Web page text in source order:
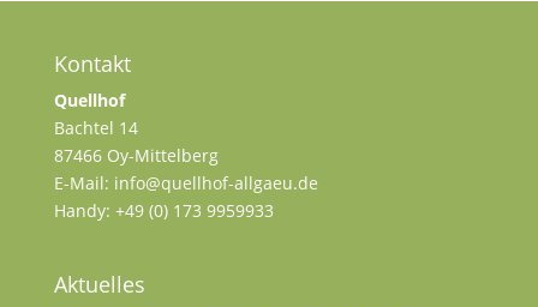
Kontakt
Quellhof
Bachtel 14
87466 Oy-Mittelberg
E-Mail: info@quellhof-allgaeu.de
Handy: +49 (0) 173 9959933
Aktuelles